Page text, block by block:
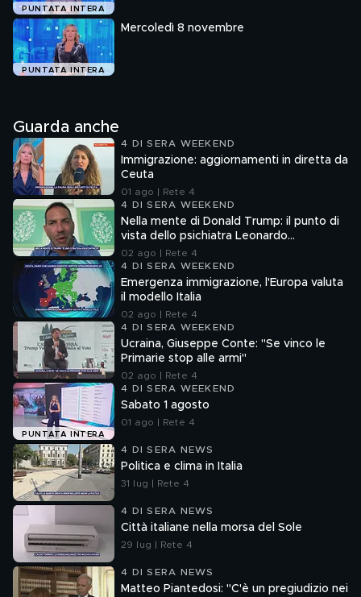
PUNTATA INTERA
PUNTATA INTERA
Mercoledì 8 novembre
Guarda anche
4 DI SERA WEEKEND
Immigrazione: aggiornamenti in diretta da
Ceuta
01 ago | Rete 4
4 DI SERA WEEKEND
Nella mente di Donald Trump: il punto di
vista dello psichiatra Leonardo
Mendolicchio
02 ago | Rete 4
4 DI SERA WEEKEND
Emergenza immigrazione, l'Europa valuta
il modello Italia
02 ago | Rete 4
4 DI SERA WEEKEND
Ucraina, Giuseppe Conte: "Se vinco le
Primarie stop alle armi"
02 ago | Rete 4
PUNTATA INTERA
4 DI SERA WEEKEND
Sabato 1 agosto
01 ago | Rete 4
4 DI SERA NEWS
Politica e clima in Italia
31 lug | Rete 4
4 DI SERA NEWS
Città italiane nella morsa del Sole
29 lug | Rete 4
4 DI SERA NEWS
Matteo Piantedosi: "C'è un pregiudizio nei